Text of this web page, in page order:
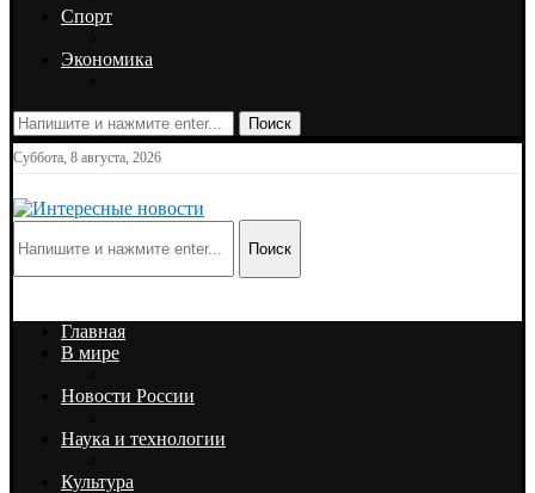
Спорт
Экономика
Поиск
Суббота, 8 августа, 2026
Поиск
Главная
В мире
Новости России
Наука и технологии
Культура